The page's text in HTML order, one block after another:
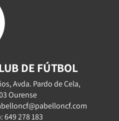
DE FÚTBOL
Avda. Pardo de Cela,
Ourense
649 278 183